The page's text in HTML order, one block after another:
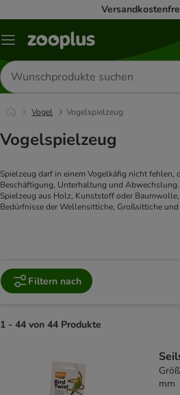
Menü
Produkte
suchen
Vogel Vogelspielzeug
Vogelspielzeug
Spielzeug darf in einem Vogelkäfig nicht fehlen,
Beschäftigung, Unterhaltung und
Spielzeug aus Holz, Kunststoff oder
Bedürfnisse der Wellensittiche, Großsittiche
Filtern nach
1 - 44 von 44 Produkte
mm